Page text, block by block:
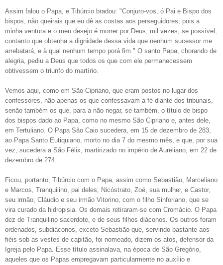
Assim falou o Papa, e Tibúrcio bradou: "Conjuro-vos, ó Pai e Bispo dos
bispos, não queirais que eu dê as costas aos perseguidores, pois a
minha ventura e o meu desejo é morrer por Deus, mil vezes, se possível,
contanto que obtenha a dignidade dessa vida que nenhum sucessor me
arrebatará, e à qual nenhum tempo porá fim." O santo Papa, chorando de
alegria, pediu a Deus que todos os que com ele permanecessem
obtivessem o triunfo do martírio.
Vemos aqui, como em São Cipriano, que eram postos no lugar dos
confessores, não apenas os que confessavam a fé diante dos tribunais,
senão também os que, para a não negar, se também, o título de bispo
dos bispos dado ao Papa, como no mesmo São Cipriano e, antes dele,
em Tertuliano. O Papa São Caio sucedera, em 15 de dezembro de 283,
ao Papa Santo Eutiquiano, morto no dia 7 do mesmo mês, e que, por sua
vez, sucedera a São Félix, martirizado no império de Aureliano, em 22 de
dezembro de 274.
Ficou, portanto, Tibúrcio com o Papa, assim como Sebastião, Marceliano
e Marcos, Tranquilino, pai deles; Nicóstrato, Zoé, sua mulher, e Castor,
seu irmão; Cláudio e seu irmão Vitorino, com o filho Sinforiano, que se
vira curado da hidropisia. Os demais retiraram-se com Cromácio. O Papa
dez de Tranquilino sacerdote, e de seus filhos diáconos. Os outros foram
ordenados, subdiáconos, exceto Sebastião que, servindo bastante aos
fiéis sob as vestes de capitão, foi nomeado, dizem os atos, defensor da
Igreja pelo Papa. Esse título assinalava, na época de São Gregório,
aqueles que os Papas empregavam particularmente no auxílio e